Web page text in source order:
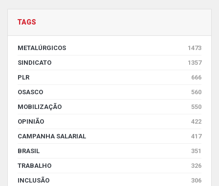
TAGS
METALÚRGICOS
1473
SINDICATO
1357
PLR
666
OSASCO
560
MOBILIZAÇÃO
550
OPINIÃO
422
CAMPANHA SALARIAL
417
BRASIL
351
TRABALHO
326
INCLUSÃO
306